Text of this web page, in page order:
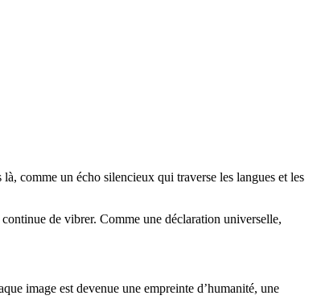
comme un écho silencieux qui traverse les langues et les
de vibrer. Comme une déclaration universelle,
image est devenue une empreinte d’humanité, une